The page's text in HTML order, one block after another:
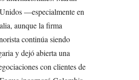
—especialmente en
aunque la firma
continúa siendo
y dejó abierta una
con clientes de